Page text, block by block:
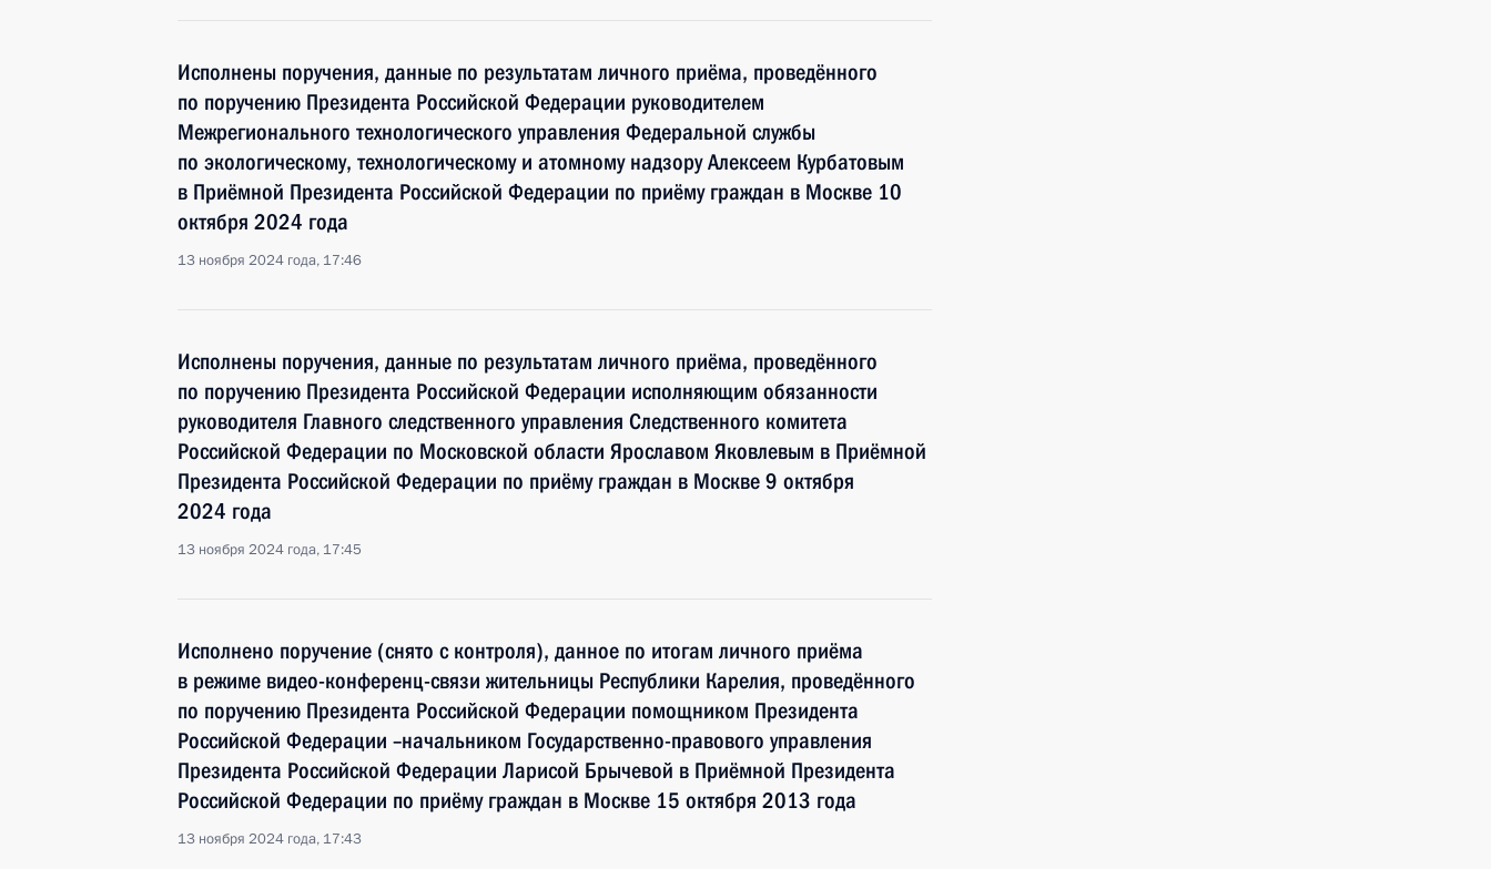
Исполнены поручения, данные по результатам личного приёма, проведённого
по поручению Президента Российской Федерации руководителем
Межрегионального технологического управления Федеральной службы
по экологическому, технологическому и атомному надзору Алексеем Курбатовым
в Приёмной Президента Российской Федерации по приёму граждан в Москве 10
октября 2024 года
13 ноября 2024 года, 17:46
Исполнены поручения, данные по результатам личного приёма, проведённого
по поручению Президента Российской Федерации исполняющим обязанности
руководителя Главного следственного управления Следственного комитета
Российской Федерации по Московской области Ярославом Яковлевым в Приёмной
Президента Российской Федерации по приёму граждан в Москве 9 октября
2024 года
13 ноября 2024 года, 17:45
Исполнено поручение (снято с контроля), данное по итогам личного приёма
в режиме видео-конференц-связи жительницы Республики Карелия, проведённого
по поручению Президента Российской Федерации помощником Президента
Российской Федерации –начальником Государственно-правового управления
Президента Российской Федерации Ларисой Брычевой в Приёмной Президента
Российской Федерации по приёму граждан в Москве 15 октября 2013 года
13 ноября 2024 года, 17:43